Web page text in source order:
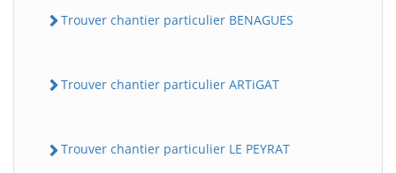
Trouver chantier particulier BENAGUES
Trouver chantier particulier ARTiGAT
Trouver chantier particulier LE PEYRAT